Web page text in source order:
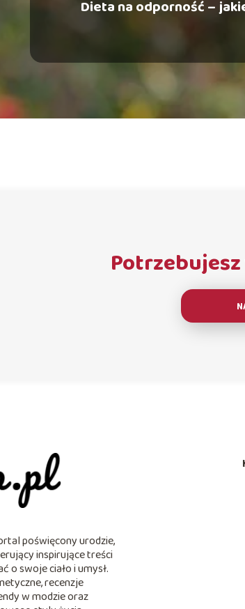
Dieta na odporność –
poświęcony urodzie,
inspirujące treści
o swoje ciało i umysł.
recenzje
w modzie oraz